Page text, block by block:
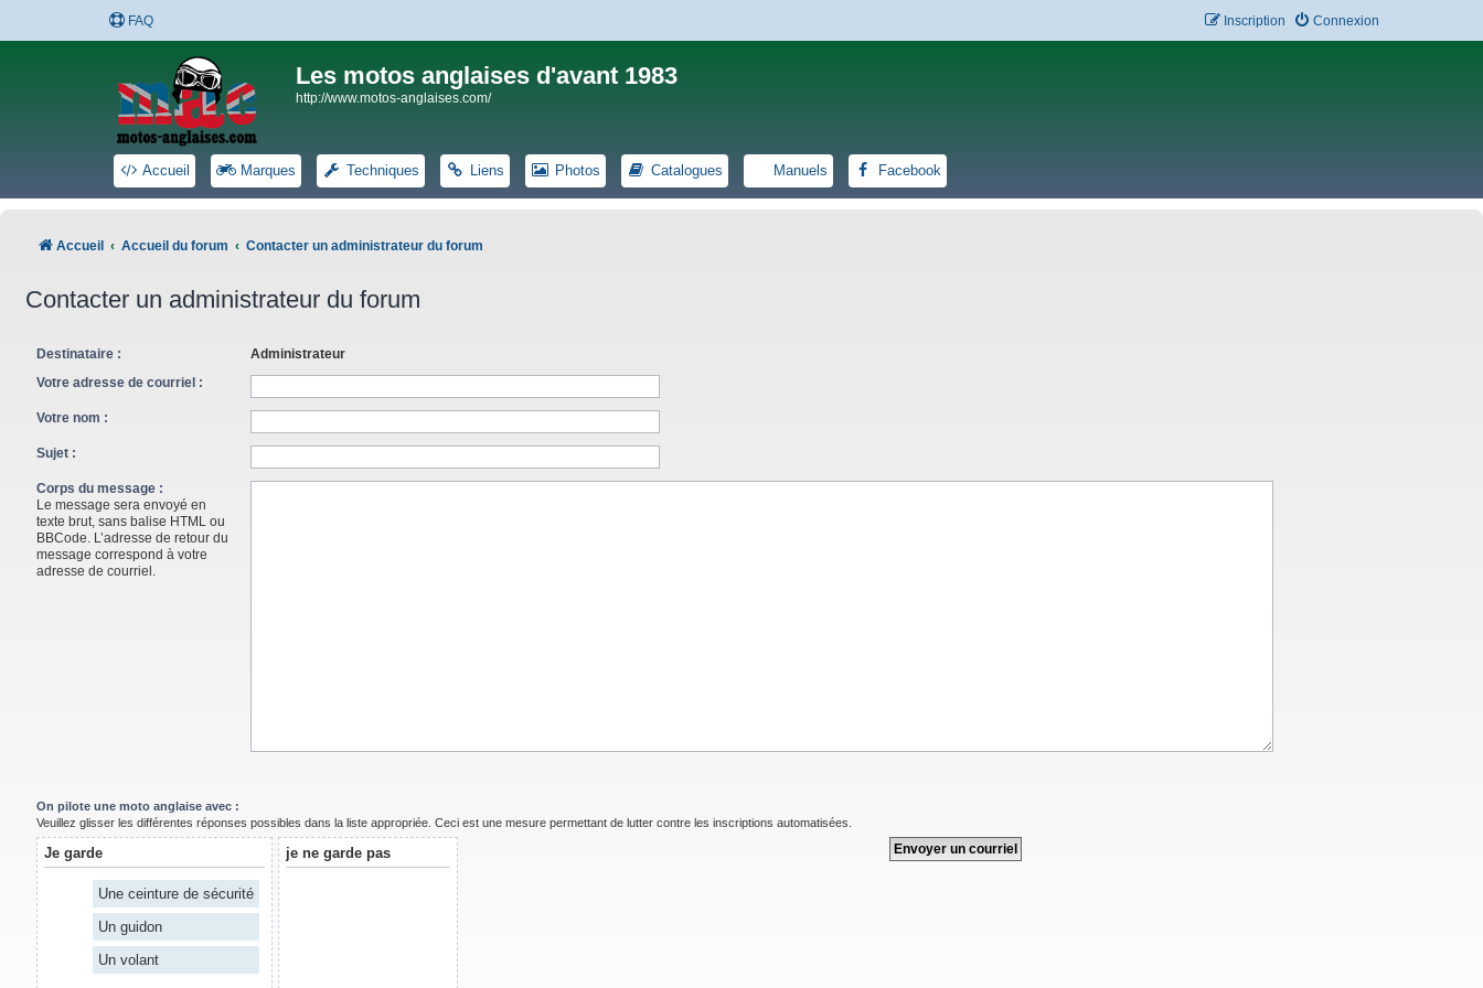
FAQ Connexion
Inscription
Les motos anglaises d'avant 1983
http://www.motos-anglaises.com/
Accueil Marques Techniques Liens Photos Catalogues Manuels Facebook
Accueil Accueil du forum Contacter un administrateur du forum
Contacter un administrateur du forum
Destinataire :
Administrateur
Votre adresse de courriel :
Votre nom :
Sujet :
Corps du message :
Le message sera envoyé en
texte brut, sans balise HTML ou
BBCode. L’adresse de retour du
message correspond à votre
adresse de courriel.
On pilote une moto anglaise avec :
Veuillez glisser les différentes réponses possibles dans la liste appropriée. Ceci est une mesure permettant de lutter contre les inscriptions automatisées.
Je garde
Une ceinture de sécurité
Un guidon
Un volant
je ne garde pas